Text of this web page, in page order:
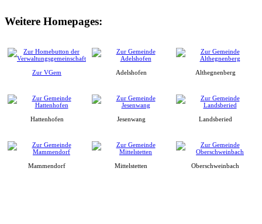
Weitere Homepages:
Zur VGem Adelshofen Althegnenberg
Hattenhofen Jesenwang Landsberied
Mammendorf Mittelstetten Oberschweinbach